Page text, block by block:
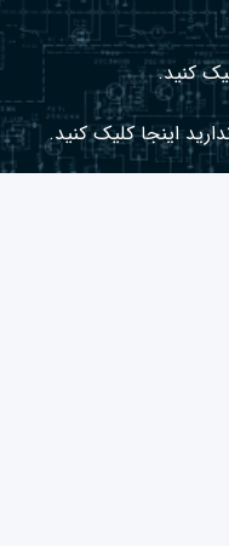
کنید.
اینجا کلیک کنید.